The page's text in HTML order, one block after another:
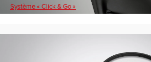
Système « Click & Go »